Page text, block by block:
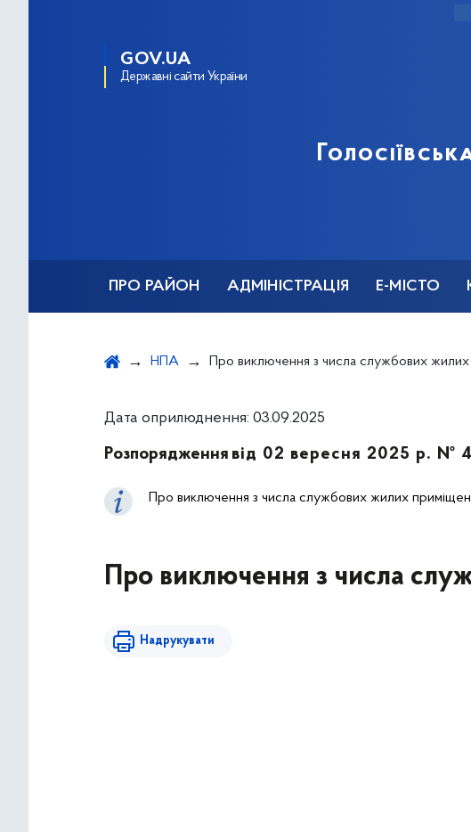
GOV.UA
Державні сайти України
ПРО РАЙОН АДМІНІСТРАЦІЯ Е-МІСТО
НПА Про виключення з числа службових жилих
Дата оприлюднення: 03.09.2025
Розпорядження від 02 вересня 2025 р. №
Про виключення з числа службових жилих
Про виключення з числа
Надрукувати